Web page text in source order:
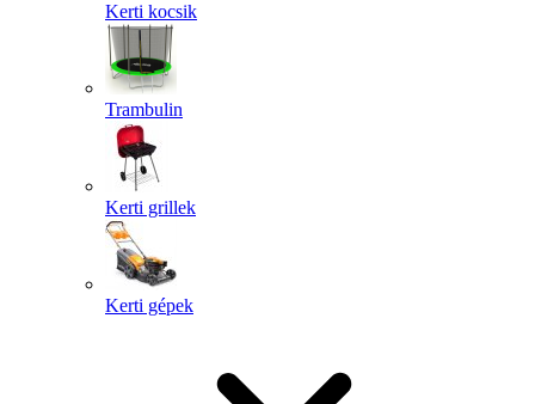
Kerti kocsik
Trambulin
Kerti grillek
Kerti gépek